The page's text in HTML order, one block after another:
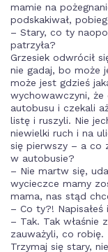
mamie na
podskakiwał,
– Stary, co ty
patrzyła?
Grzesiek odwrócił
nie gadaj, bo może
może jest gdzieś
wychowawczyni, że
autobusu i czekali
listę i ruszyli. Nie
niewielki ruch i na
się pierwszy – a co
w autobusie?
– Nie martw się,
wycieczce mamy
mama, nas stąd
– Co ty?!
– Tak. Tak właśnie
zauważyli, co robię.
Trzymaj się stary,